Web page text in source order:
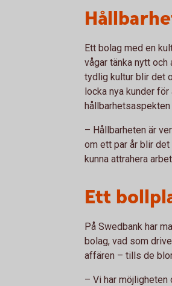
Ett bolag med en
vågar tänka nytt och
tydlig kultur blir det
locka nya kunder
– Hållbarheten är
om ett par år blir
kunna attrahera
Ett
På Swedbank har
bolag, vad som
affären – tills de
– Vi har